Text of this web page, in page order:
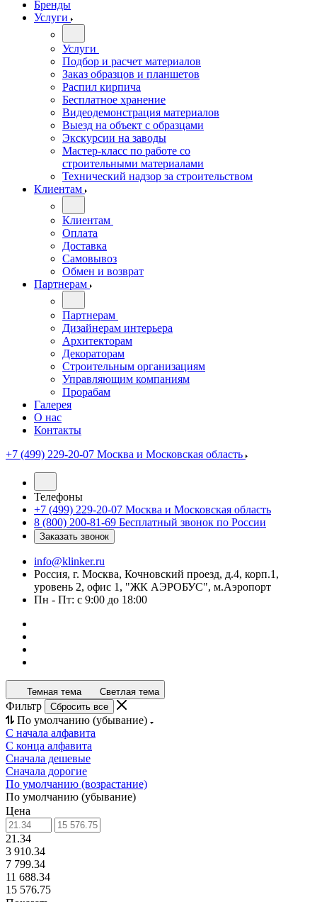
Бренды
Услуги
Услуги
Подбор и расчет материалов
Заказ образцов и планшетов
Распил кирпича
Бесплатное хранение
Видеодемонстрация материалов
Выезд на объект с образцами
Экскурсии на заводы
Мастер-класс по работе со
строительными материалами
Технический надзор за строительством
Клиентам
Клиентам
Оплата
Доставка
Самовывоз
Обмен и возврат
Партнерам
Партнерам
Дизайнерам интерьера
Архитекторам
Декораторам
Строительным организациям
Управляющим компаниям
Прорабам
Галерея
О нас
Контакты
+7 (499) 229-20-07 Москва и Московская область
Телефоны
+7 (499) 229-20-07 Москва и Московская область
8 (800) 200-81-69 Бесплатный звонок по России
Заказать звонок
info@klinker.ru
Россия, г. Москва, Кочновский проезд, д.4, корп.1,
уровень 2, офис 1, "ЖК АЭРОБУС", м.Аэропорт
Пн - Пт: с 9:00 до 18:00
Темная тема Светлая тема
Фильтр Сбросить все
По умолчанию (убывание)
С начала алфавита
С конца алфавита
Сначала дешевые
Сначала дорогие
По умолчанию (возрастание)
По умолчанию (убывание)
Цена
21.34
3 910.34
7 799.34
11 688.34
15 576.75